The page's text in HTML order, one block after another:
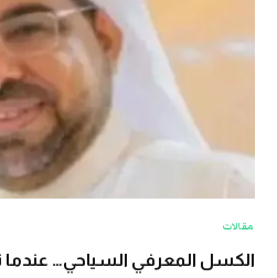
مقالات
الكسل المعرفي السياحي… عندما تصبح 1+1=5